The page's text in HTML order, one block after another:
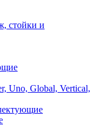
стойки и
Uno, Global, Vertical,